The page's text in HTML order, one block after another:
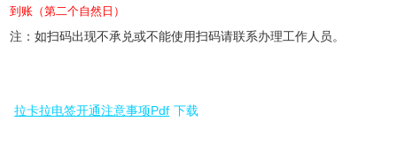
到账（第二个自然日）
注：如扫码出现不承兑或不能使用扫码请联系办理工作人员。
拉卡拉电签开通注意事项Pdf 下载